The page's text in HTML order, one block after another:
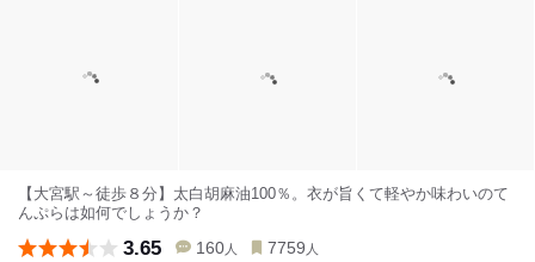
【大宮駅～徒歩８分】太白胡麻油100％。衣が旨くて軽やか味わいのて
んぷらは如何でしょうか？
3.65 160 人 7759 人